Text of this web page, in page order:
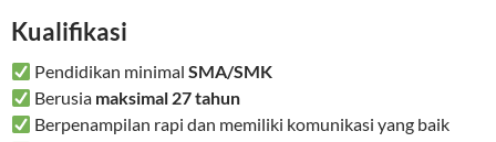
Kualifikasi
Pendidikan minimalSMA/SMK
Berusia maksimal 27 tahun
Berpenampilan rapi dan memiliki komunikasi yang baik